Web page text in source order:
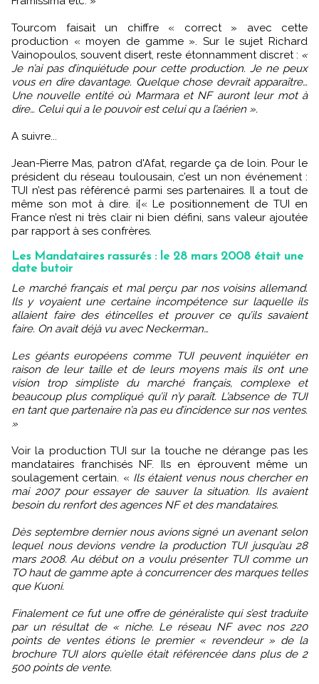
Tourcom faisait un chiffre « correct » avec cette
production « moyen de gamme ». Sur le sujet Richard
Vainopoulos, souvent disert, reste étonnamment discret : «
Je n’ai pas d’inquiétude pour cette production. Je ne peux
vous en dire davantage. Quelque chose devrait apparaître…
Une nouvelle entité où Marmara et NF auront leur mot à
dire… Celui qui a le pouvoir est celui qu a l’aérien ».
A suivre...
Jean-Pierre Mas, patron d'Afat, regarde ça de loin. Pour le
président du réseau toulousain, c’est un non événement :
TUI n’est pas référencé parmi ses partenaires. Il a tout de
même son mot à dire. i[« Le positionnement de TUI en
France n’est ni très clair ni bien défini, sans valeur ajoutée
par rapport à ses confrères.
Les Mandataires rassurés : le 28 mars 2008 était une
date butoir
Le marché français et mal perçu par nos voisins allemand.
Ils y voyaient une certaine incompétence sur laquelle ils
allaient faire des étincelles et prouver ce qu’ils savaient
faire. On avait déjà vu avec Neckerman…
Les géants européens comme TUI peuvent inquiéter en
raison de leur taille et de leurs moyens mais ils ont une
vision trop simpliste du marché français, complexe et
beaucoup plus compliqué qu’il n’y paraît. L’absence de TUI
en tant que partenaire n’a pas eu d’incidence sur nos ventes.
»
Voir la production TUI sur la touche ne dérange pas les
mandataires franchisés NF. Ils en éprouvent même un
soulagement certain. « Ils étaient venus nous chercher en
mai 2007 pour essayer de sauver la situation. Ils avaient
besoin du renfort des agences NF et des mandataires.
Dès septembre dernier nous avions signé un avenant selon
lequel nous devions vendre la production TUI jusqu’au 28
mars 2008. Au début on a voulu présenter TUI comme un
TO haut de gamme apte à concurrencer des marques telles
que Kuoni.
Finalement ce fut une offre de généraliste qui s’est traduite
par un résultat de « niche. Le réseau NF avec nos 220
points de ventes étions le premier « revendeur » de la
brochure TUI alors qu’elle était référencée dans plus de 2
500 points de vente.